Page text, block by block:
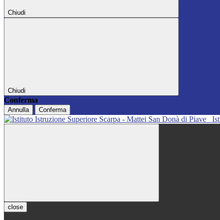
Chiudi
Chiudi
Conferma
Annulla Conferma
close